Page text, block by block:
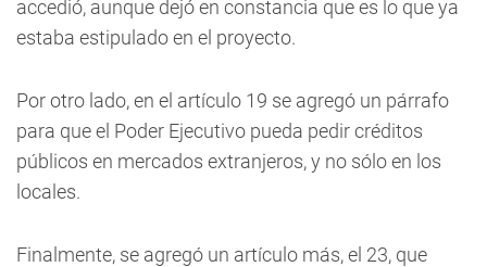
accedió, aunque dejó en constancia que es lo que ya
estaba estipulado en el proyecto.
Por otro lado, en el artículo 19 se agregó un párrafo
para que el Poder Ejecutivo pueda pedir créditos
públicos en mercados extranjeros, y no sólo en los
locales.
Finalmente, se agregó un artículo más, el 23, que